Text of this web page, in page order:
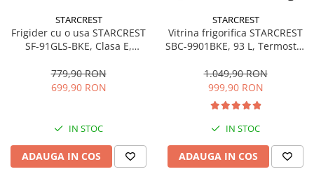
STARCREST
Frigider cu o usa STARCREST
SF-91GLS-BKE, Clasa E,
interioara, H 83 cm, Sticla
Neagra
779,90 RON
699,90 RON
IN STOC
ADAUGA IN COS
STARCREST
Vitrina frigorifica STARCREST
SBC-9901BKE, 93 L, Termostat
sticla, H 84.5 cm, Negru
1.049,90 RON
999,90 RON
IN STOC
ADAUGA IN COS